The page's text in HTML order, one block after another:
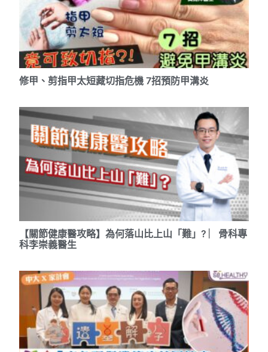
修甲、剪指甲太短藏切指危機 7招預防甲溝炎
【關節健康醫攻略】為何落山比上山「難」? ︳骨科專
科李崇義醫生